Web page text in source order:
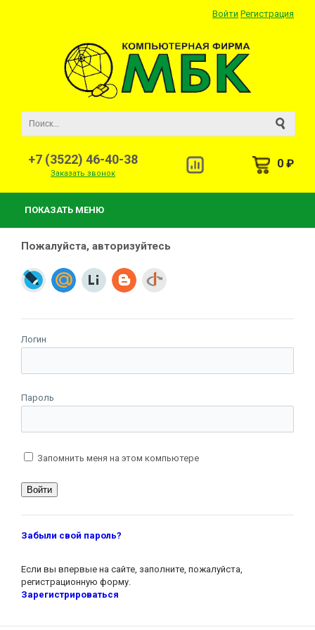
Войти Регистрация
+7 (3522) 46-40-38
Заказать звонок
0 ₽
ПОКАЗАТЬ МЕНЮ
Пожалуйста, авторизуйтесь
Логин
Пароль
Запомнить меня на этом компьютере
Забыли свой пароль?
Если вы впервые на сайте, заполните, пожалуйста,
регистрационную форму.
Зарегистрироваться